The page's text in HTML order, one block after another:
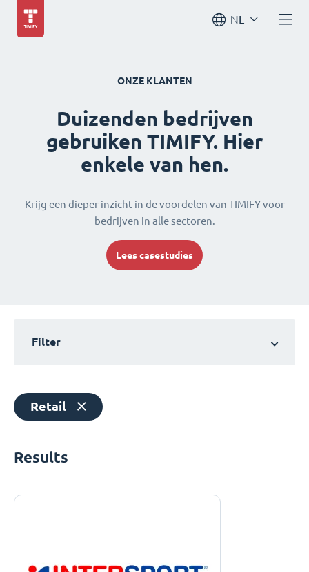
NL
ONZE KLANTEN
Duizenden bedrijven
gebruiken TIMIFY. Hier
enkele van hen.
Krijg een dieper inzicht in de voordelen van TIMIFY voor
bedrijven in alle sectoren.
Lees casestudies
Filter
Retail
Results